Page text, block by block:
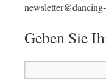
Geben Sie